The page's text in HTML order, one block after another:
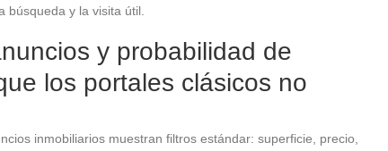
búsqueda y la visita útil.
y probabilidad de
los portales clásicos no
inmobiliarios muestran filtros estándar: superficie, precio,